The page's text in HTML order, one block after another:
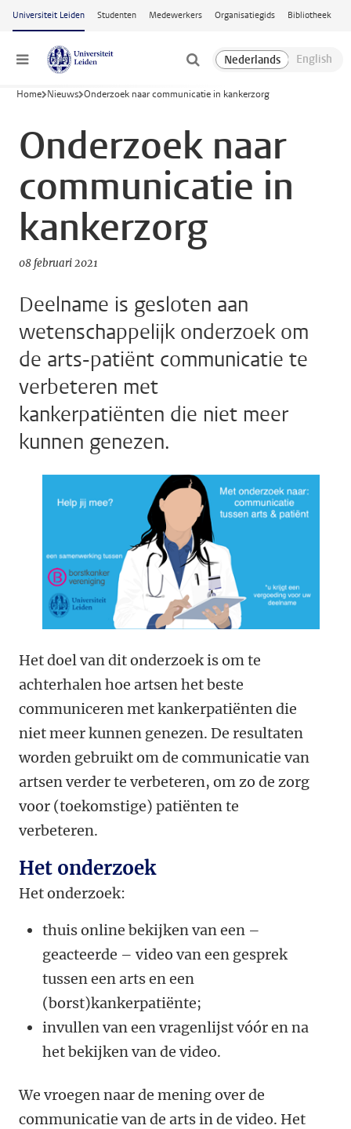
Ga naar hoofdinhoud
Universiteit Leiden Studenten Medewerkers Organisatiegids Bibliotheek
Menu
Home Nieuws Onderzoek naar communicatie in kankerzorg
Onderzoek naar
communicatie in
kankerzorg
08 februari 2021
Deelname is gesloten aan
wetenschappelijk onderzoek om
de arts-patiënt communicatie te
verbeteren met
kankerpatiënten die niet meer
kunnen genezen.
Het doel van dit onderzoek is om te
achterhalen hoe artsen het beste
communiceren met kankerpatiënten die
niet meer kunnen genezen. De resultaten
worden gebruikt om de communicatie van
artsen verder te verbeteren, om zo de zorg
voor (toekomstige) patiënten te
verbeteren.
Het onderzoek
Het onderzoek:
thuis online bekijken van een –
geacteerde – video van een gesprek
tussen een arts en een
(borst)kankerpatiënte;
invullen van een vragenlijst vóór en na
het bekijken van de video.
We vroegen naar de mening over de
communicatie van de arts in de video. Het